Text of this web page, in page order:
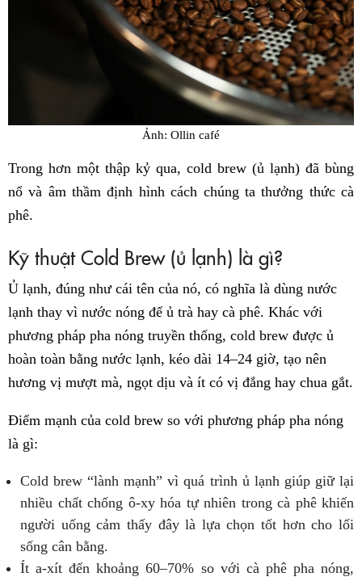
Ảnh: Ollin café
Trong hơn một thập kỷ qua, cold brew (ủ lạnh) đã bùng
nổ và âm thầm định hình cách chúng ta thưởng thức cà
phê.
Kỹ thuật Cold Brew (ủ lạnh) là gì?
Ủ lạnh, đúng như cái tên của nó, có nghĩa là dùng nước
lạnh thay vì nước nóng để ủ trà hay cà phê. Khác với
phương pháp pha nóng truyền thống, cold brew được ủ
hoàn toàn bằng nước lạnh, kéo dài 14–24 giờ, tạo nên
hương vị mượt mà, ngọt dịu và ít có vị đắng hay chua gắt.
Điểm mạnh của cold brew so với phương pháp pha nóng
là gì:
Cold brew “lành mạnh” vì quá trình ủ lạnh giúp giữ lại
nhiều chất chống ô-xy hóa tự nhiên trong cà phê khiến
người uống cảm thấy đây là lựa chọn tốt hơn cho lối
sống cân bằng.
Ít a-xít đến khoảng 60–70% so với cà phê pha nóng,